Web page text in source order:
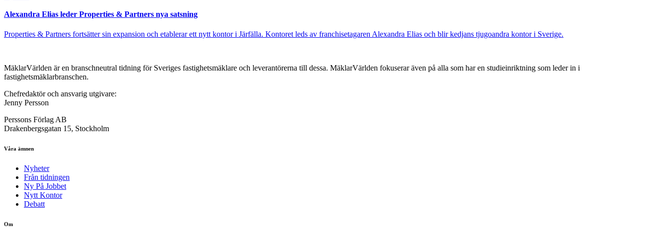
Alexandra Elias leder Properties & Partners nya satsning
Properties & Partners fortsätter sin expansion och etablerar ett nytt kontor i Järfälla. Kontoret leds av franchisetagaren Alexandra Elias och blir kedjans tjugoandra kontor i Sverige.
MäklarVärlden är en branschneutral tidning för Sveriges fastighetsmäklare och leverantörerna till dessa. MäklarVärlden fokuserar även på alla som har en studieinriktning som leder in i
fastighetsmäklarbranschen.
Chefredaktör och ansvarig utgivare:
Jenny Persson
Perssons Förlag AB
Drakenbergsgatan 15, Stockholm
Våra ämnen
Nyheter
Från tidningen
Ny På Jobbet
Nytt Kontor
Debatt
Om